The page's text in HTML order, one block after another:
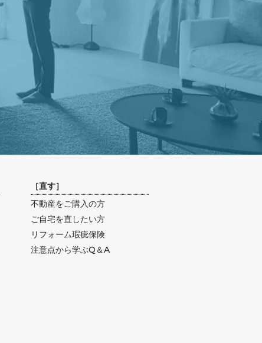
［直す］
不動産をご購入の方
ご自宅を直したい方
リフォーム瑕疵保険
注意点から学ぶQ＆A